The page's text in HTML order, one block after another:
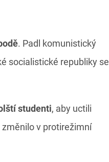
. Padl komunistický
socialistické republiky se
studenti, aby uctili
v protirežimní